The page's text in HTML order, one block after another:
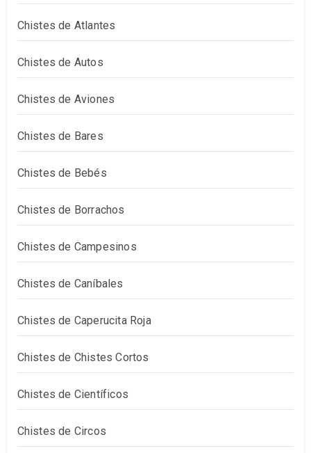
Chistes de Atlantes
Chistes de Autos
Chistes de Aviones
Chistes de Bares
Chistes de Bebés
Chistes de Borrachos
Chistes de Campesinos
Chistes de Caníbales
Chistes de Caperucita Roja
Chistes de Chistes Cortos
Chistes de Científicos
Chistes de Circos